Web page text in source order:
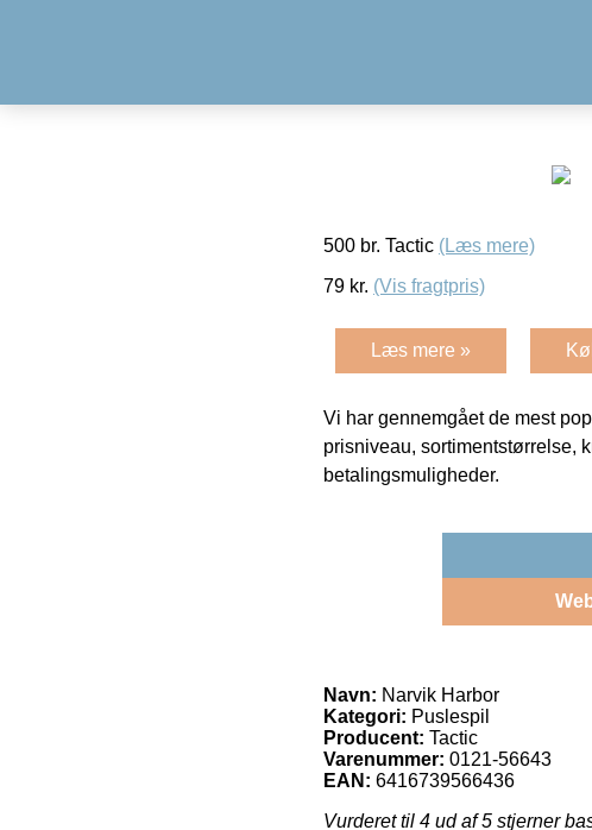
500 br. Tactic (Læs mere)
79 kr. (Vis fragtpris)
Læs mere »
Vi har gennemgået de mest
prisniveau, sortimentstørrelse,
betalingsmuligheder.
Navn: Narvik Harbor
Kategori: Puslespil
Producent: Tactic
Varenummer: 0121-56643
EAN: 6416739566436
Vurderet til 4 ud af 5 stjerner